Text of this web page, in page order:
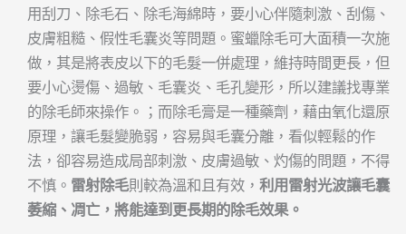
用刮刀、除毛石、除毛海綿時，要小心伴隨刺激、刮傷、
皮膚粗糙、假性毛囊炎等問題。蜜蠟除毛可大面積一次施
做，其是將表皮以下的毛髮一併處理，維持時間更長，但
要小心燙傷、過敏、毛囊炎、毛孔變形，所以建議找專業
的除毛師來操作。；而除毛膏是一種藥劑，藉由氧化還原
原理，讓毛髮變脆弱，容易與毛囊分離，看似輕鬆的作
法，卻容易造成局部刺激、皮膚過敏、灼傷的問題，不得
不慎。 雷射除毛則較為溫和且有效， 利用雷射光波讓毛囊
萎縮、凋亡，將能達到更長期的除毛效果。